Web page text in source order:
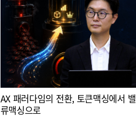
AX 패러다임의 전환, 토큰맥싱에서 밸
류맥싱으로